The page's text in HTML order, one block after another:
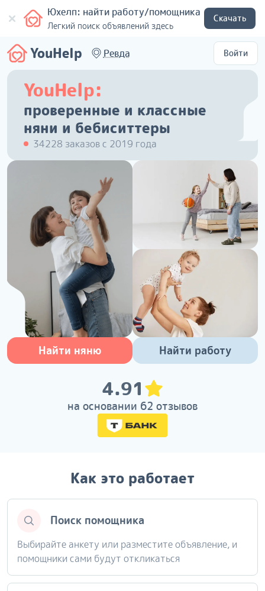
Юхелп: найти работу/помощника
Легкий поиск объявлений здесь
Скачать
YouHelp Ревда Войти
YouHelp:
проверенные и классные
няни и бебиситтеры
34228 заказов с 2019 года
Найти няню Найти работу
4.91
на основании 62 отзывов
Как это работает
Поиск помощника
Выбирайте анкету или разместите объявление, и
помощники сами будут откликаться